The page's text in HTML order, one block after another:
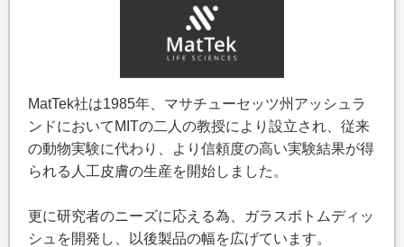
MatTek社は1985年、マサチューセッツ州アッシュラ
ンドにおいてMITの二人の教授により設立され、従来
の動物実験に代わり、より信頼度の高い実験結果が得
られる人工皮膚の生産を開始しました。
更に研究者のニーズに応える為、ガラスボトムディッ
シュを開発し、以後製品の幅を広げています。